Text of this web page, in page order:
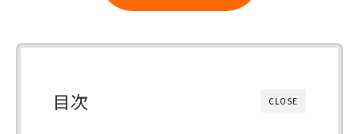
CLOSE
目次